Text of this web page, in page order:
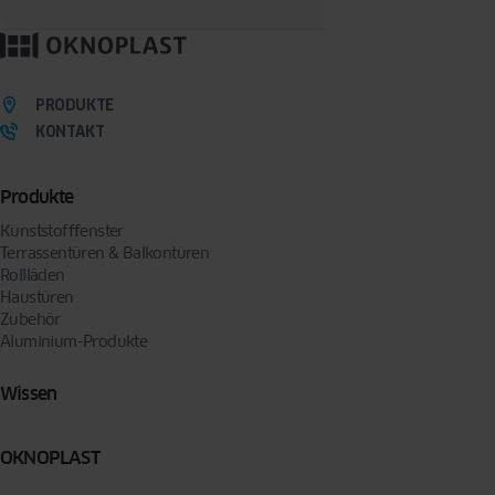
Mit dem Absenden des Formulars erklären Sie sich freiwillig damit einverstanden, dass
wir Sie per E-Mail oder Telefon kontaktieren, um Ihre Anfrage zu bearbeiten. Sie können
Produkte
Kunststofffenster
Terrassentüren & Balkontüren
Rollläden
Haustüren
Zubehör
Aluminium-Produkte
Wissen
OKNOPLAST
PRODUKTE
KONTAKT